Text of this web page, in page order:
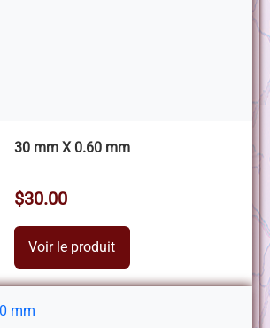
30 mm X 0.60 mm
$30.00
Voir le produit